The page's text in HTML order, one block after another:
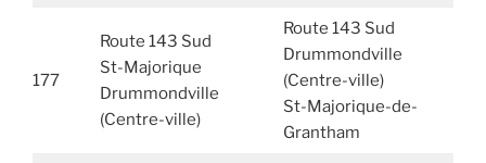
177
Route 143 Sud
St-Majorique
Drummondville
(Centre-ville)
Route 143 Sud
Drummondville
(Centre-ville)
St-Majorique-de-
Grantham